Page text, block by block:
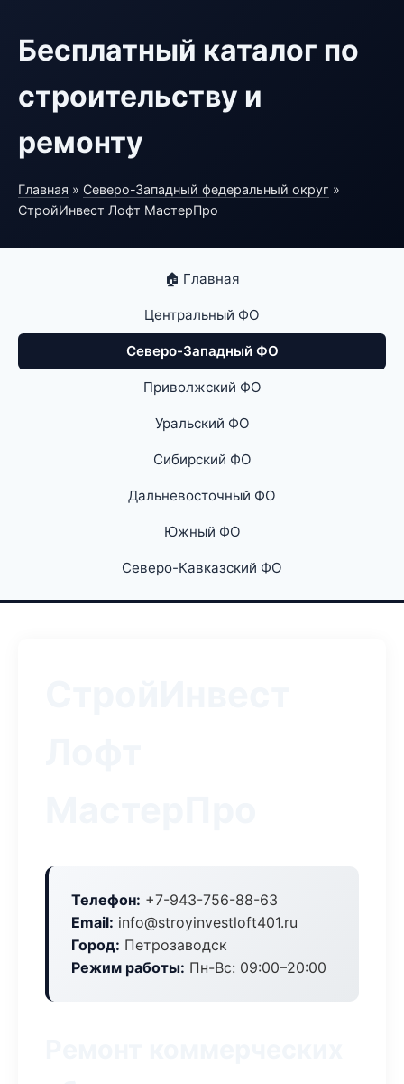
Бесплатный каталог по
строительству и
ремонту
Главная » Северо-Западный федеральный округ »
СтройИнвест Лофт МастерПро
🏠 Главная
Центральный ФО
Северо-Западный ФО
Приволжский ФО
Уральский ФО
Сибирский ФО
Дальневосточный ФО
Южный ФО
Северо-Кавказский ФО
Телефон: +7-943-756-88-63
Email: info@stroyinvestloft401.ru
Город: Петрозаводск
Режим работы: Пн-Вс: 09:00–20:00